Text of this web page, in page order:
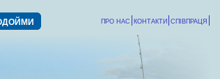
СПІВПРАЦЯ
КОНТАКТИ
ПРО НАС